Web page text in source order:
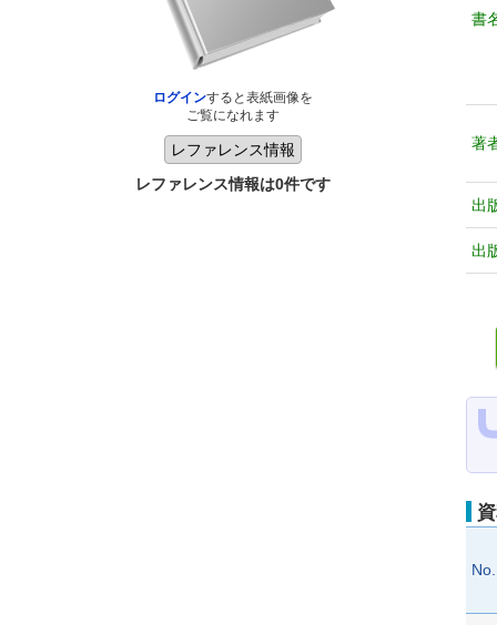
ログインすると表紙画像を
ご覧になれます
レファレンス情報は0件です
書
著
出
出
No.